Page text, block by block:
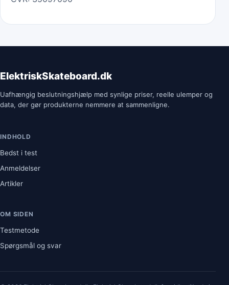
ElektriskSkateboard.dk
Uafhængig beslutningshjælp med synlige priser, reelle ulemper og
data, der gør produkterne nemmere at sammenligne.
INDHOLD
Bedst i test
Anmeldelser
Artikler
OM SIDEN
Testmetode
Spørgsmål og svar